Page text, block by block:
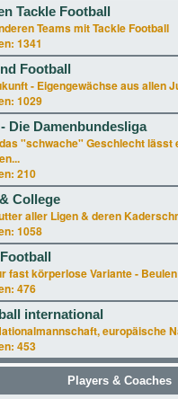
Tackle Football
Teams mit Tackle Football
1341
Football
- Eigengewächse aus allen
1029
Die Damenbundesliga
"schwache" Geschlecht lässt
210
College
aller Ligen & deren
1058
fast körperlose Variante -
476
international
europäische
453
Players & Coaches